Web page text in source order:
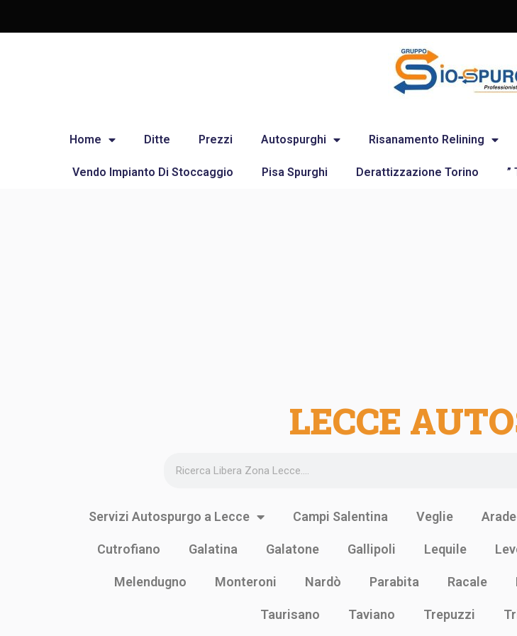
Home Ditte Prezzi Autospurghi Risanamento Relining
Vendo Impianto Di Stoccaggio Pisa Spurghi Derattizzazione Torino ”
LECCE
Servizi Autospurgo a Lecce Campi Salentina Veglie
Cutrofiano Galatina Galatone Gallipoli Lequile
Melendugno Monteroni Nardò Parabita Racale
Taurisano Taviano Trepuzzi